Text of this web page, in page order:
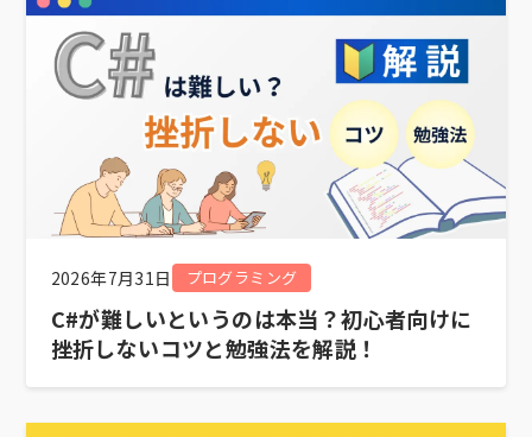
2026年7月31日 プログラミング
C#が難しいというのは本当？初心者向けに
挫折しないコツと勉強法を解説！